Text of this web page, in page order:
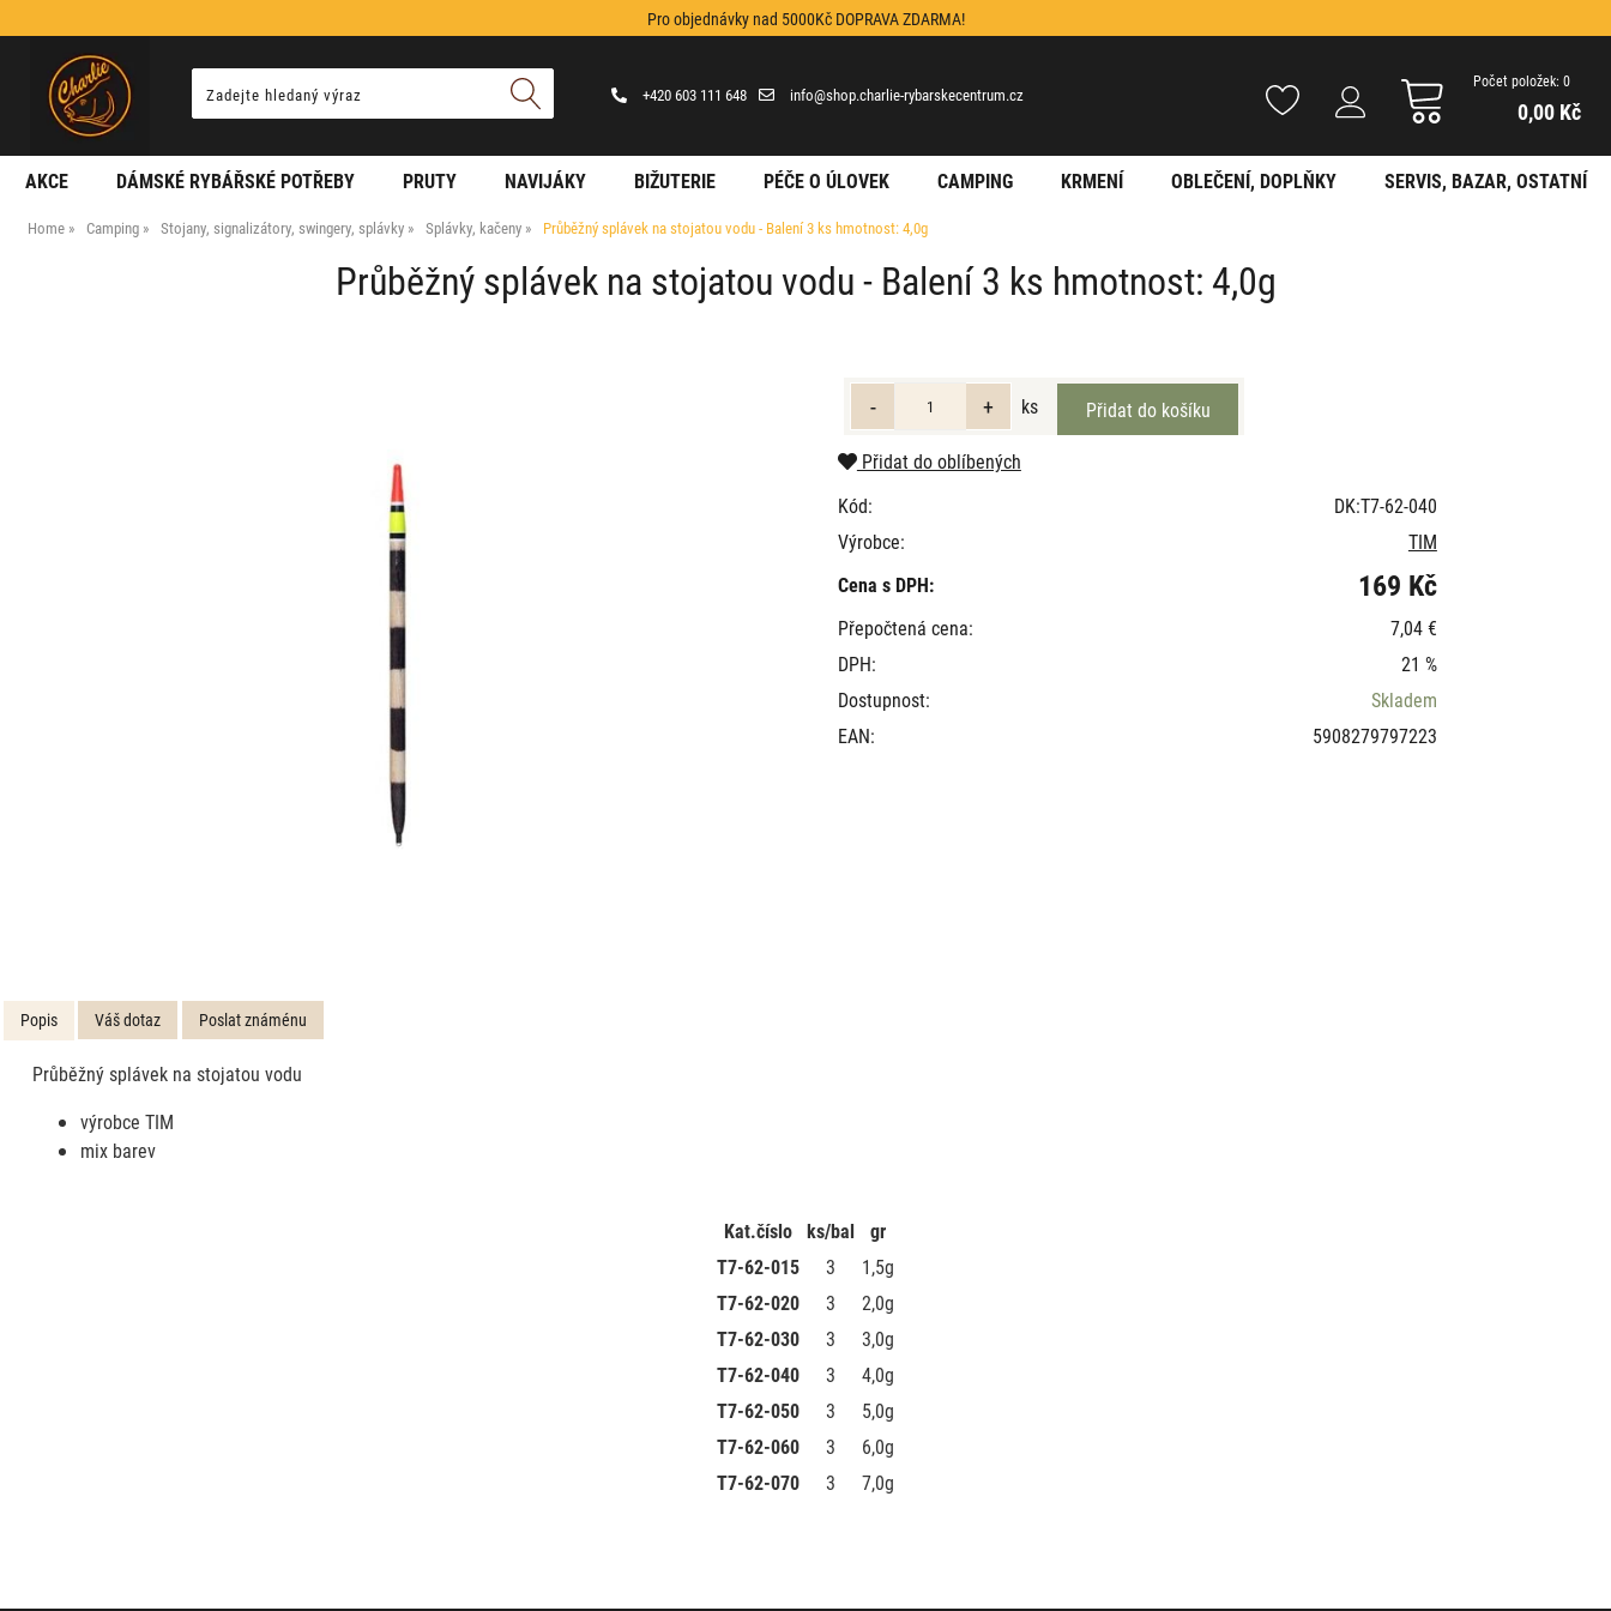
Pro objednávky nad 5000Kč DOPRAVA ZDARMA!
+420 603 111 648 info@shop.charlie-rybarskecentrum.cz
Počet položek: 0
0,00 Kč
AKCE DÁMSKÉ RYBÁŘSKÉ POTŘEBY PRUTY NAVIJÁKY BIŽUTERIE PÉČE O ÚLOVEK CAMPING KRMENÍ OBLEČENÍ, DOPLŇKY SERVIS, BAZAR, OSTATNÍ
Home Camping Stojany, signalizátory, swingery, splávky Splávky, kačeny Průběžný splávek na stojatou vodu - Balení 3 ks hmotnost: 4,0g
Průběžný splávek na stojatou vodu - Balení 3 ks hmotnost: 4,0g
ks
Přidat do oblíbených
Kód:
DK:T7-62-040
Výrobce:
TIM
Cena s DPH:
169 Kč
Přepočtená cena:
7,04 €
DPH:
21 %
Dostupnost:
Skladem
EAN:
5908279797223
Popis Váš dotaz Poslat známénu
Průběžný splávek na stojatou vodu
výrobce TIM
mix barev
Kat.číslo ks/bal
gr
T7-62-015
3
1,5g
T7-62-020
3
2,0g
T7-62-030
3
3,0g
T7-62-040
3
4,0g
T7-62-050
3
5,0g
T7-62-060
3
6,0g
T7-62-070
3 7,0g